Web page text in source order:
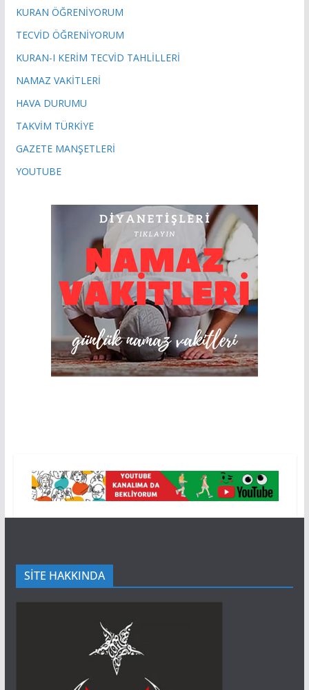
KURAN ÖĞRENİYORUM
TECVİD ÖĞRENİYORUM
KURAN-I KERİM TECVİD TAHLİLLERİ
NAMAZ VAKİTLERİ
HAVA DURUMU
TAKVİM TÜRKİYE
GAZETE MANŞETLERİ
YOUTUBE
SİTE HAKKINDA